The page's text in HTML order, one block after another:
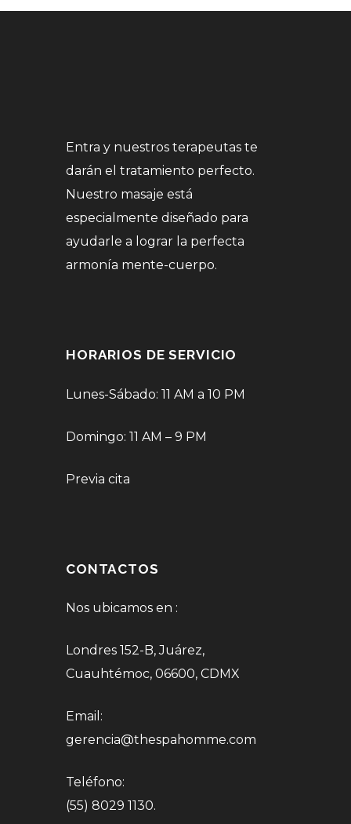
Entra y nuestros terapeutas te
darán el tratamiento perfecto.
Nuestro masaje está
especialmente diseñado para
ayudarle a lograr la perfecta
armonía mente-cuerpo.
HORARIOS DE SERVICIO
Lunes-Sábado: 11 AM a 10 PM
Domingo: 11 AM – 9 PM
Previa cita
CONTACTOS
Nos ubicamos en :
Londres 152-B, Juárez,
Cuauhtémoc, 06600, CDMX
Email:
gerencia@thespahomme.com
Teléfono:
(55) 8029 1130.